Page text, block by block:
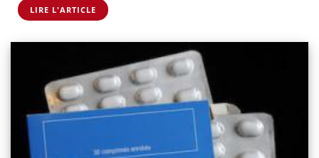
LIRE L'ARTICLE